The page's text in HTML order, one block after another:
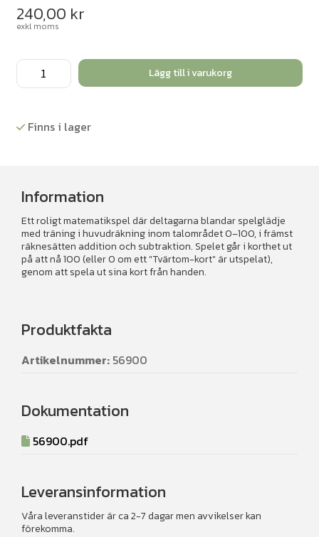
240,00 kr
exkl moms
Cento-
Matematikspel
Lägg till i varukorg
Finns i lager
Information
Ett roligt matematikspel där deltagarna blandar spelglädje
med träning i huvudräkning inom talområdet 0–100, i främst
räknesätten addition och subtraktion. Spelet går i korthet ut
på att nå 100 (eller 0 om ett "Tvärtom-kort" är utspelat),
genom att spela ut sina kort från handen.
Produktfakta
Artikelnummer: 56900
Dokumentation
56900.pdf
Leveransinformation
Våra leveranstider är ca 2-7 dagar men avvikelser kan
förekomma.